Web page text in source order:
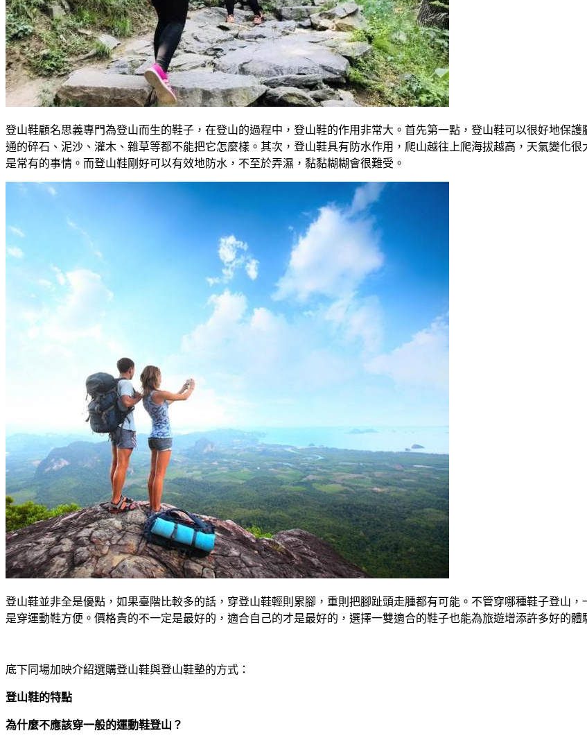
登山鞋顧名思義專門為登山而生的鞋子，在登山的過程中，登山鞋的作用非常大。首先第一點，登山鞋可以很好地保
通的碎石、泥沙、灌木、雜草等都不能把它怎麼樣。其次，登山鞋具有防水作用，爬山越往上爬海拔越高，天氣變化
是常有的事情。而登山鞋剛好可以有效地防水，不至於弄濕，黏黏糊糊會很難受。
登山鞋並非全是優點，如果臺階比較多的話，穿登山鞋輕則累腳，重則把腳趾頭走腫都有可能。不管穿哪種鞋子登山
是穿運動鞋方便。價格貴的不一定是最好的，適合自己的才是最好的，選擇一雙適合的鞋子也能為旅遊增添許多好的
底下同場加映介紹選購登山鞋與登山鞋墊的方式：
登山鞋的特點
為什麼不應該穿一般的運動鞋登山？